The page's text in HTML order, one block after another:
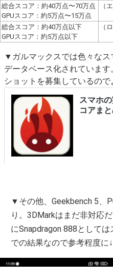
総合スコア：約40万点〜70万点
GPUスコア：約5万点〜15万点
（
総合スコア：約40万点以下
GPUスコア：約5万点以下
（
▼ガルマックスでは色々なス
データベース化されていま
ショットを募集しているの
▼その他、Geekbench 5、
り。3DMarkはまだ非対応
にSnapdragon 888として
での結果なので参考程度に↓